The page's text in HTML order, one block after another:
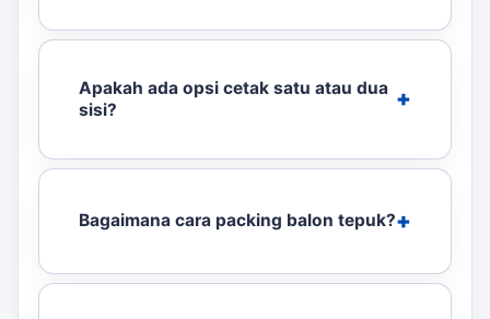
Apakah ada opsi cetak satu atau dua
sisi?
Bagaimana cara packing balon tepuk?